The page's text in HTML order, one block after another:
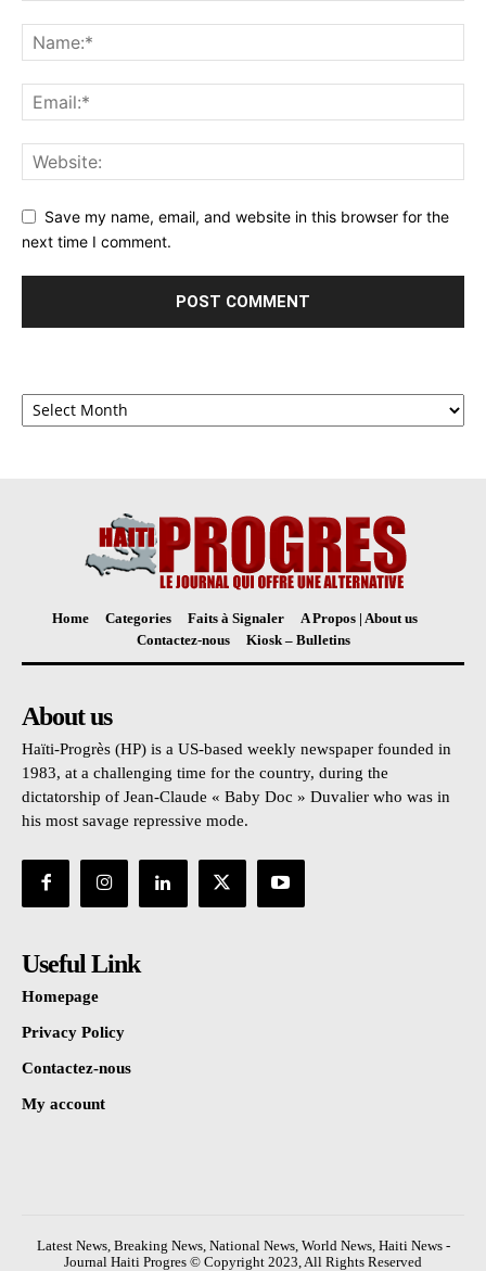
Save my name, email, and website in this browser for the
next time I comment.
Archives
Home Categories Faits à Signaler
A Propos | About us
Contactez-nous
Kiosk – Bulletins
About us
Haïti-Progrès (HP) is a US-based weekly newspaper founded in
1983, at a challenging time for the country, during the
dictatorship of Jean-Claude « Baby Doc » Duvalier who was in
his most savage repressive mode.
Useful Link
Homepage
Privacy Policy
Contactez-nous
My account
Latest News, Breaking News, National News, World News, Haiti News -
Journal Haiti Progres © Copyright 2023, All Rights Reserved